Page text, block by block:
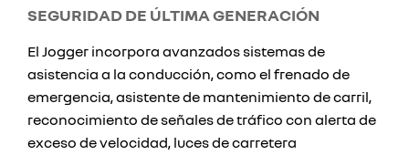
SEGURIDAD DE ÚLTIMA GENERACIÓN
El Jogger incorpora avanzados sistemas de
asistencia a la conducción, como el frenado de
emergencia, asistente de mantenimiento de carril,
reconocimiento de señales de tráfico con alerta de
exceso de velocidad, luces de carretera